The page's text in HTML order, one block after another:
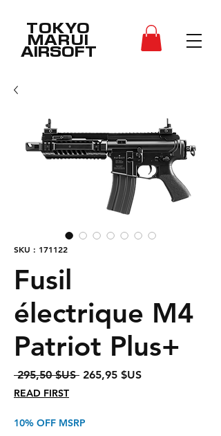
TOKYO
MARUI
AIRSOFT
SKU : 171122
Fusil
électrique M4
Patriot Plus+
295,50 $US Prix
265,95 $USPrix
READ FIRST
10% OFF MSRP